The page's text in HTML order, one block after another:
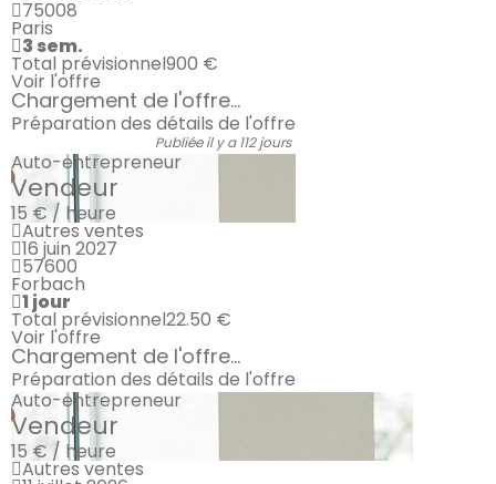
75008
Paris
3 sem.
Total prévisionnel900 €
Voir l'offre
Chargement de l'offre...
Préparation des détails de l'offre
Publiée il y a 112 jours
Auto-entrepreneur
Vendeur
15 € / heure
Autres ventes
16 juin 2027
57600
Forbach
1 jour
Total prévisionnel22.50 €
Voir l'offre
Chargement de l'offre...
Préparation des détails de l'offre
Auto-entrepreneur
Vendeur
15 € / heure
Autres ventes